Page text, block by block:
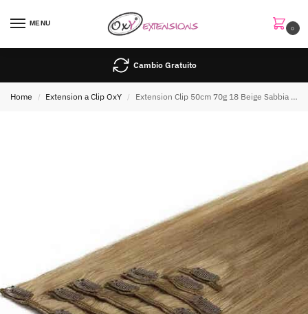
MENU
0
Cambio Gratuito
Home / Extension a Clip OxY / Extension Clip 50cm 70g 18 Beige Sabbia Biondo